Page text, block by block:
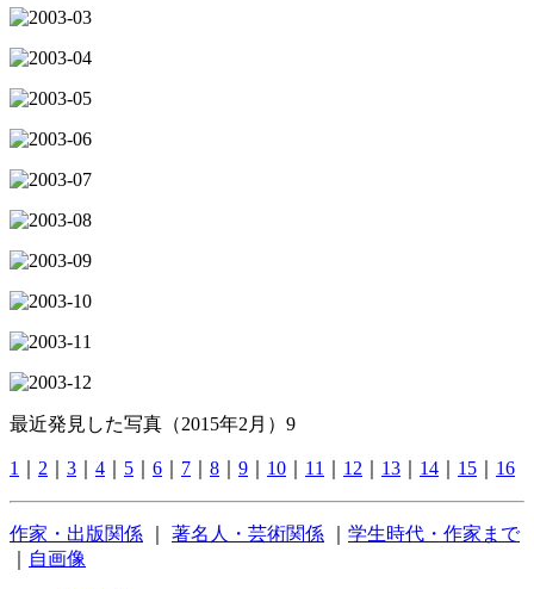
最近発見した写真（2015年2月）9
1 2 3 4 5 6 7 8 9 10 11 12 13 14 15 16
作家・出版関係 著名人・芸術関係
学生時代・作家まで
自画像